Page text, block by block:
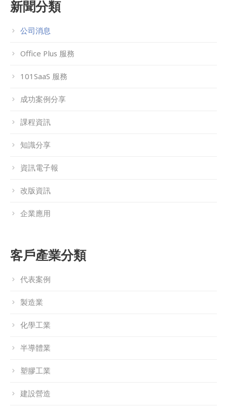
新聞分類
公司消息
Office Plus 服務
101SaaS 服務
成功案例分享
課程資訊
知識分享
資訊電子報
改版資訊
企業應用
客戶產業分類
代表案例
製造業
化學工業
半導體業
塑膠工業
建設營造